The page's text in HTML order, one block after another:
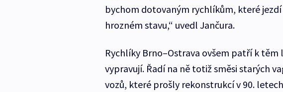
bychom dotovaným rychlíkům, které jezdí
hrozném stavu,“ uvedl Jančura.
Rychlíky Brno–Ostrava ovšem patří k těm
vypravují. Řadí na ně totiž směsi starých
vozů, které prošly rekonstrukcí v 90.